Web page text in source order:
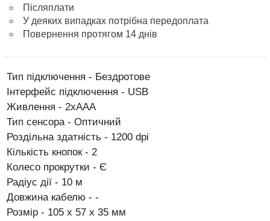
Післяплати
У деяких випадках потрібна передоплата
Повернення протягом 14 днів
Тип підключення - Бездротове
Інтерфейс підключення - USB
Живлення - 2xAAA
Тип сенсора - Оптичний
Роздільна здатність - 1200 dpi
Кількість кнопок - 2
Колесо прокрутки - Є
Радіус дії - 10 м
Довжина кабелю - -
Розмір - 105 x 57 x 35 мм